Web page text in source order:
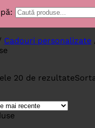
Cadouri personalizate
20 de rezultate